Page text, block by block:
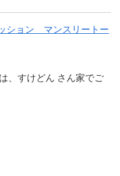
ション マンスリートー
、すけどん さん家でご